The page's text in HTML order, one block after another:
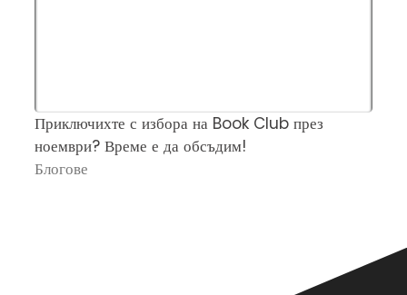
Приключихте с избора на Book Club през
ноември? Време е да обсъдим!
Блогове